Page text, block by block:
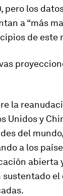
pero los
a “más
de este
la
Unidos y
del
a los
abierta
sustentado